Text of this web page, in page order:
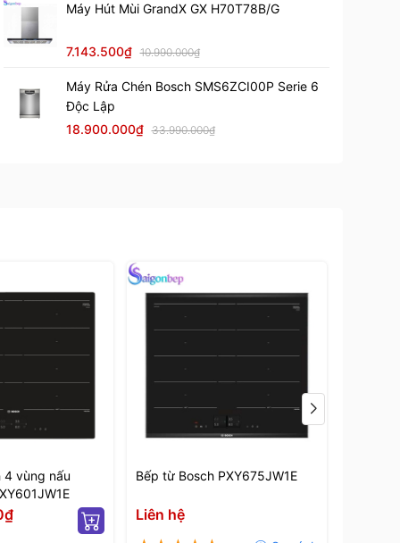
Máy Hút Mùi GrandX GX H70T78B/G
7.143.500₫ 10.990.000₫
Máy Rửa Chén Bosch SMS6ZCI00P Serie 6
Độc Lập
18.900.000₫ 33.990.000₫
4 vùng nấu
Bếp từ Bosch PXY675JW1E
Liên hệ